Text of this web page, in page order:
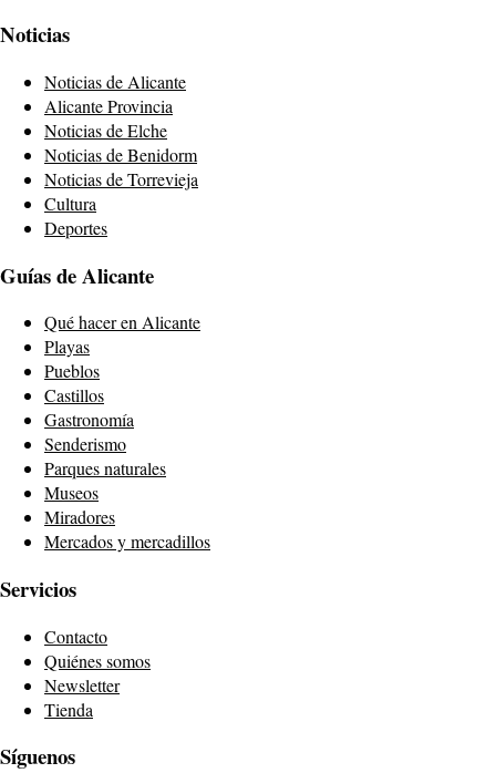
Noticias
Noticias de Alicante
Alicante Provincia
Noticias de Elche
Noticias de Benidorm
Noticias de Torrevieja
Cultura
Deportes
Guías de Alicante
Qué hacer en Alicante
Playas
Pueblos
Castillos
Gastronomía
Senderismo
Parques naturales
Museos
Miradores
Mercados y mercadillos
Servicios
Contacto
Quiénes somos
Newsletter
Tienda
Síguenos